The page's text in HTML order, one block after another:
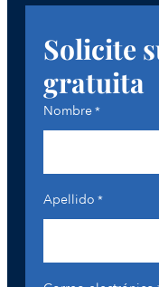
Solicite
gratuita
Nombre*
Apellido *